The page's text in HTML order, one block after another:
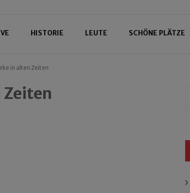
HISTORIE LEUTE SCHÖNE PLÄTZE
in alten Zeiten